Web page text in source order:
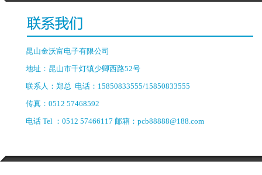
昆山金沃富电子有限公司
地址：昆山市千灯镇少卿西路52号
联系人：郑总 电话：15850833555/15850833555
传真：0512 57468592
电话 Tel ：0512 57466117 邮箱：pcb88888@188.com